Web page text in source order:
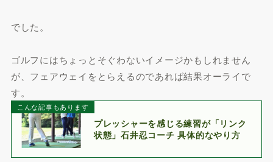
でした。
ゴルフにはちょっとそぐわないイメージかもしれません
が、フェアウェイをとらえるのであれば結果オーライで
す。
こんな記事もあります
プレッシャーを感じる練習が「リンク
状態」石井忍コーチ 具体的なやり方